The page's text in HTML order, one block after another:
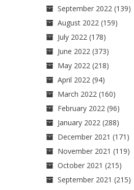
September 2022(139)
August 2022(159)
July 2022(178)
June 2022(373)
May 2022(218)
April 2022(94)
March 2022(160)
February 2022(96)
January 2022(288)
December 2021 (171)
November 2021 (119)
October 2021 (215)
September 2021 (215)